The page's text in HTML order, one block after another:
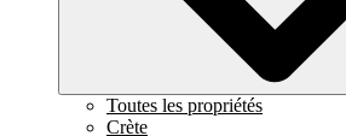
Toutes les propriétés
Crète